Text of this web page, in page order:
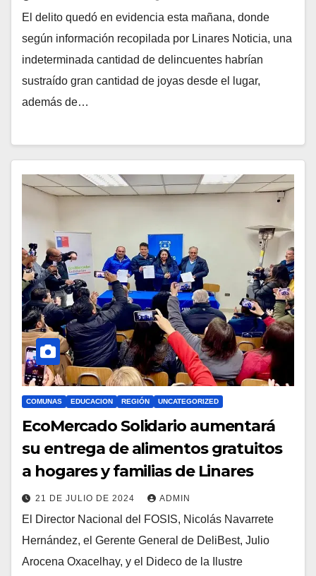
El delito quedó en evidencia esta mañana, donde
según información recopilada por Linares Noticia, una
indeterminada cantidad de delincuentes habrían
sustraído gran cantidad de joyas desde el lugar,
además de…
COMUNAS EDUCACION REGIÓN UNCATEGORIZED
EcoMercado Solidario aumentará
su entrega de alimentos gratuitos
a hogares y familias de Linares
21 DE JULIO DE 2024 ADMIN
El Director Nacional del FOSIS, Nicolás Navarrete
Hernández, el Gerente General de DeliBest, Julio
Arocena Oxacelhay, y el Dideco de la Ilustre